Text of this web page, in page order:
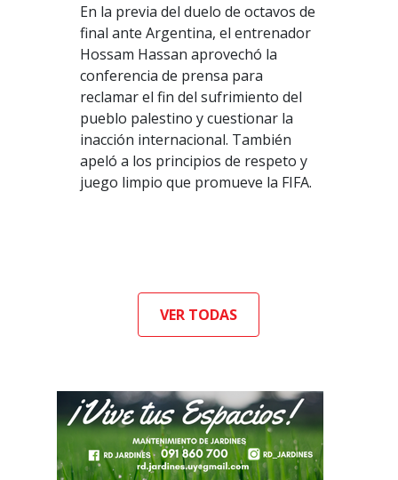
En la previa del duelo de octavos de
final ante Argentina, el entrenador
Hossam Hassan aprovechó la
conferencia de prensa para
reclamar el fin del sufrimiento del
pueblo palestino y cuestionar la
inacción internacional. También
apeló a los principios de respeto y
juego limpio que promueve la FIFA.
VER TODAS